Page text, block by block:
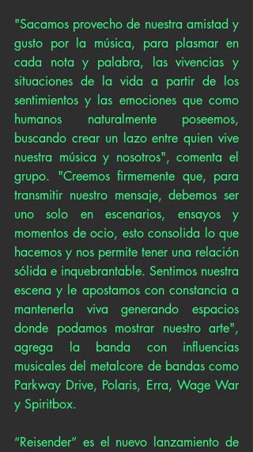
"Sacamos provecho de nuestra amistad y
gusto por la música, para plasmar en
cada nota y palabra, las vivencias y
situaciones de la vida a partir de los
sentimientos y las emociones que como
humanos naturalmente poseemos,
buscando crear un lazo entre quien vive
nuestra música y nosotros", comenta el
grupo. "Creemos firmemente que, para
transmitir nuestro mensaje, debemos ser
uno solo en escenarios, ensayos y
momentos de ocio, esto consolida lo que
hacemos y nos permite tener una relación
sólida e inquebrantable. Sentimos nuestra
escena y le apostamos con constancia a
mantenerla viva generando espacios
donde podamos mostrar nuestro arte",
agrega la banda con influencias
musicales del metalcore de bandas como
Parkway Drive, Polaris, Erra, Wage War
y Spiritbox.
“Reisender” es el nuevo lanzamiento de